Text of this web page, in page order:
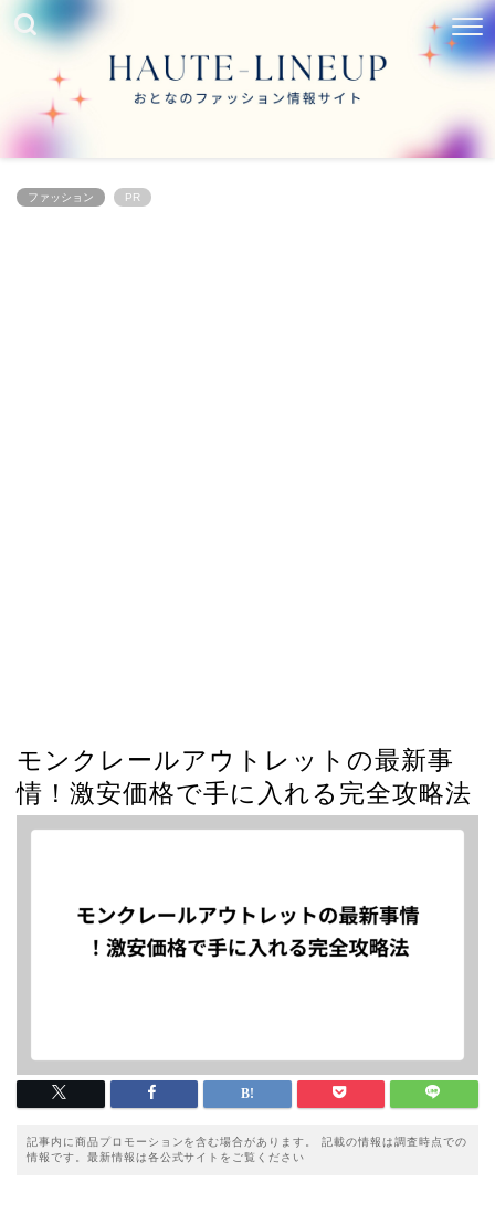
ファッション PR
モンクレールアウトレットの最新事
情！激安価格で手に入れる完全攻略法
記事内に商品プロモーションを含む場合があります。 記載の情報は調査時点での
情報です。最新情報は各公式サイトをご覧ください